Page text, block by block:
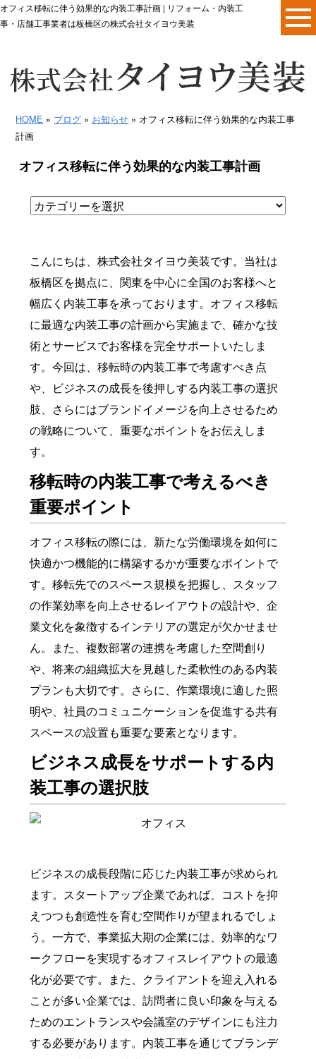
オフィス移転に伴う効果的な内装工事計画 | リフォーム・内装工
事・店舗工事業者は板橋区の株式会社タイヨウ美装
HOME » ブログ » お知らせ » オフィス移転に伴う効果的な内装工事
計画
オフィス移転に伴う効果的な内装工事計画
こんにちは、株式会社タイヨウ美装です。当社は
板橋区を拠点に、関東を中心に全国のお客様へと
幅広く内装工事を承っております。オフィス移転
に最適な内装工事の計画から実施まで、確かな技
術とサービスでお客様を完全サポートいたしま
す。今回は、移転時の内装工事で考慮すべき点
や、ビジネスの成長を後押しする内装工事の選択
肢、さらにはブランドイメージを向上させるため
の戦略について、重要なポイントをお伝えしま
す。
移転時の内装工事で考えるべき
重要ポイント
オフィス移転の際には、新たな労働環境を如何に
快適かつ機能的に構築するかが重要なポイントで
す。移転先でのスペース規模を把握し、スタッフ
の作業効率を向上させるレイアウトの設計や、企
業文化を象徴するインテリアの選定が欠かせませ
ん。また、複数部署の連携を考慮した空間創り
や、将来の組織拡大を見越した柔軟性のある内装
プランも大切です。さらに、作業環境に適した照
明や、社員のコミュニケーションを促進する共有
スペースの設置も重要な要素となります。
ビジネス成長をサポートする内
装工事の選択肢
ビジネスの成長段階に応じた内装工事が求められ
ます。スタートアップ企業であれば、コストを抑
えつつも創造性を育む空間作りが望まれるでしょ
う。一方で、事業拡大期の企業には、効率的なワ
ークフローを実現するオフィスレイアウトの最適
化が必要です。また、クライアントを迎え入れる
ことが多い企業では、訪問者に良い印象を与える
ためのエントランスや会議室のデザインにも注力
する必要があります。内装工事を通じてブランデ